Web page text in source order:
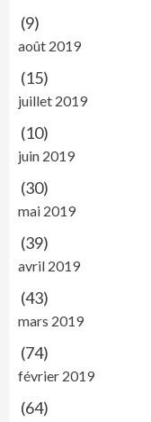
(9)
août 2019
(15)
juillet 2019
(10)
juin 2019
(30)
mai 2019
(39)
avril 2019
(43)
mars 2019
(74)
février 2019
(64)